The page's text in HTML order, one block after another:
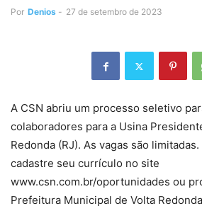
Por Denios - 27 de setembro de 2023
A CSN abriu um processo seletivo
colaboradores para a Usina
Redonda (RJ). As vagas são
cadastre seu currículo no site
www.csn.com.br/oportunidades ou
Prefeitura Municipal de Volta